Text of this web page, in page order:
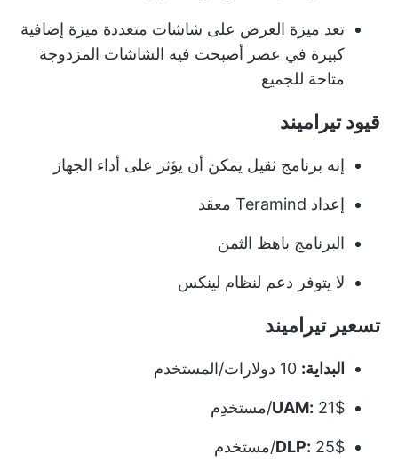
تعد ميزة العرض على شاشات متعددة ميزة إضافية
كبيرة في عصر أصبحت فيه الشاشات المزدوجة
متاحة للجميع
قيود تيراميند
إنه برنامج ثقيل يمكن أن يؤثر على أداء الجهاز
إعداد Teramind معقد
البرنامج باهظ الثمن
لا يتوفر دعم لنظام لينكس
تسعير تيراميند
البداية:
UAM: 21$/مستخدِم
DLP: 25$/مستخدم